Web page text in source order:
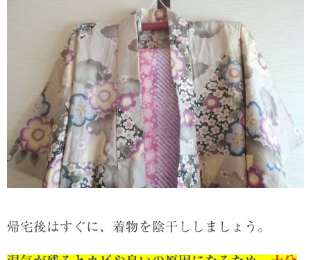
帰宅後はすぐに、着物を陰干ししましょう。